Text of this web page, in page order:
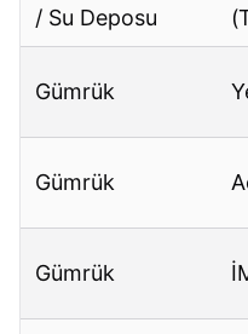
/ Su Deposu
Gümrük
Gümrük
Gümrük